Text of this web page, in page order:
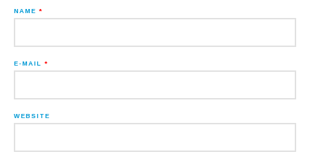
NAME *
E-MAIL *
WEBSITE